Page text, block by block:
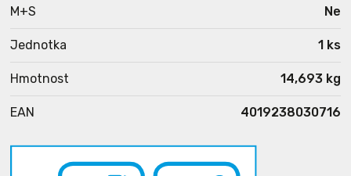
M+S Ne
Jednotka 1 ks
Hmotnost 14,693 kg
EAN 4019238030716